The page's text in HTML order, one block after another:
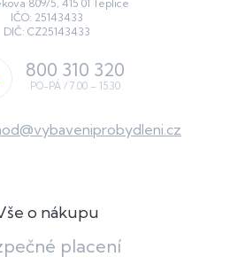
809/5, 415 01 Teplice
IČO: 25143433
DIČ: CZ25143433
@vybaveniprobydleni.cz
800 310 320
o nákupu
placení